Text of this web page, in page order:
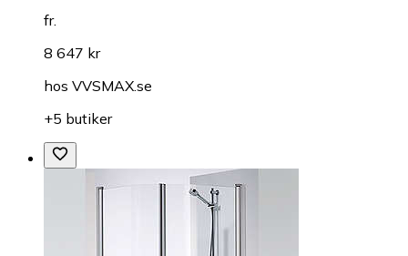
fr.
8 647 kr
hos VVSMAX.se
+5 butiker